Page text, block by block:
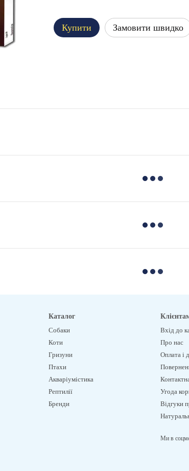
Купити Замовити швидко
Каталог
Собаки
Коти
Гризуни
Птахи
Акваріумістика
Рептилії
Бренди
Вхід до
Про нас
Оплата і
Угода
Відгуки
Ми в